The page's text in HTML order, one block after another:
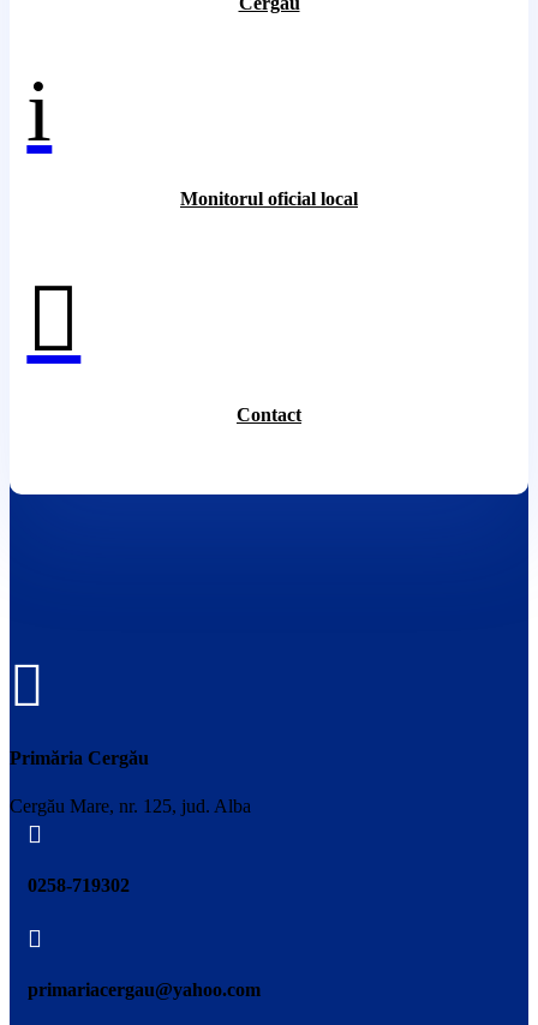
i
Monitorul oficial local

Contact

Primăria Cergău
Cergău Mare, nr. 125, jud. Alba

0258-719302

primariacergau@yahoo.com